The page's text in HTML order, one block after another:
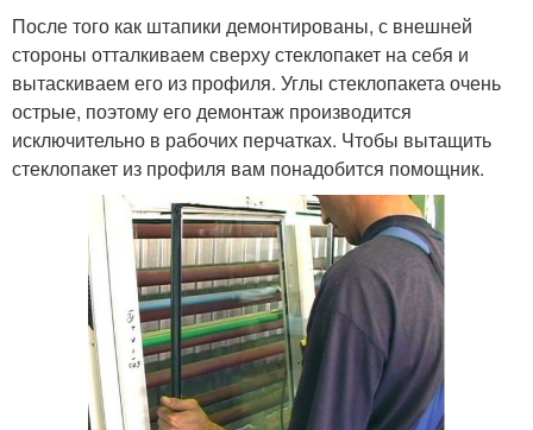
После того как штапики демонтированы, с внешней
стороны отталкиваем сверху стеклопакет на себя и
вытаскиваем его из профиля. Углы стеклопакета очень
острые, поэтому его демонтаж производится
исключительно в рабочих перчатках. Чтобы вытащить
стеклопакет из профиля вам понадобится помощник.